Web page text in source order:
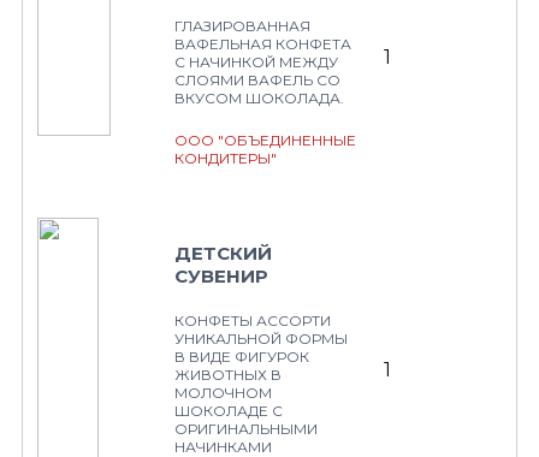
ГЛАЗИРОВАННАЯ
ВАФЕЛЬНАЯ КОНФЕТА
С НАЧИНКОЙ МЕЖДУ
СЛОЯМИ ВАФЕЛЬ СО
ВКУСОМ ШОКОЛАДА.
ООО "ОБЪЕДИНЕННЫЕ
КОНДИТЕРЫ"
1
ДЕТСКИЙ
СУВЕНИР
КОНФЕТЫ АССОРТИ
УНИКАЛЬНОЙ ФОРМЫ
В ВИДЕ ФИГУРОК
ЖИВОТНЫХ В
МОЛОЧНОМ
ШОКОЛАДЕ С
ОРИГИНАЛЬНЫМИ
НАЧИНКАМИ
1